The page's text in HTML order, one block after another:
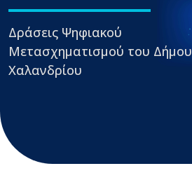
Δράσεις Ψηφιακού
Μετασχηματισμού του Δήμου
Χαλανδρίου